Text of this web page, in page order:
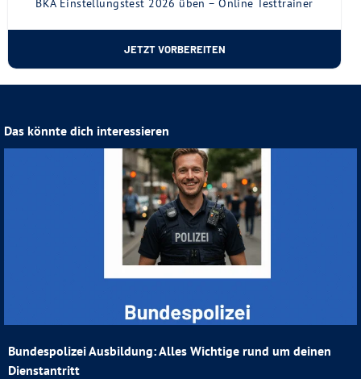
BKA Einstellungstest 2026 üben – Online Testtrainer
JETZT VORBEREITEN
Das könnte dich interessieren
Bundespolizei Ausbildung: Alles Wichtige rund um deinen
Dienstantritt